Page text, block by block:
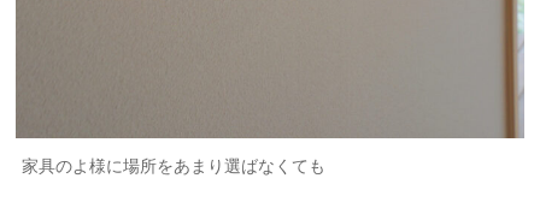
家具のよ様に場所をあまり選ばなくても